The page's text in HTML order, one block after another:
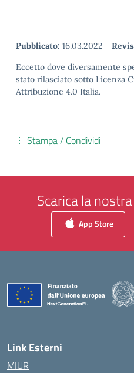
Pubblicato: 16.03.2022 -
Eccetto dove diversamente
stato rilasciato sotto Licenza
Attribuzione 4.0 Italia.
Stampa / Condividi
Scarica la
App Store
Link Esterni
MIUR